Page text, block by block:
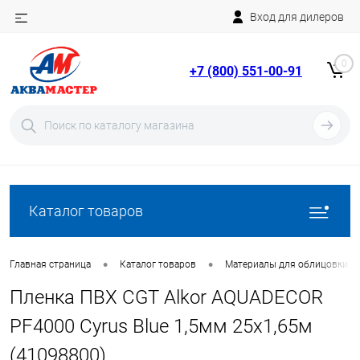
Вход для дилеров
+7 (800) 551-00-91 0
Каталог товаров
Главная страница • Каталог товаров • Материалы для облицовки
Пленка ПВХ CGT Alkor AQUADECOR
PF4000 Cyrus Blue 1,5мм 25х1,65м
(41098800)